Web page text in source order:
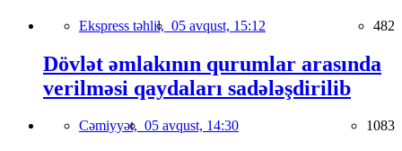
Ekspress təhlil, 05 avqust, 15:12 482
Dövlət əmlakının qurumlar arasında
verilməsi qaydaları sadələşdirilib
Cəmiyyət, 05 avqust, 14:30 1083